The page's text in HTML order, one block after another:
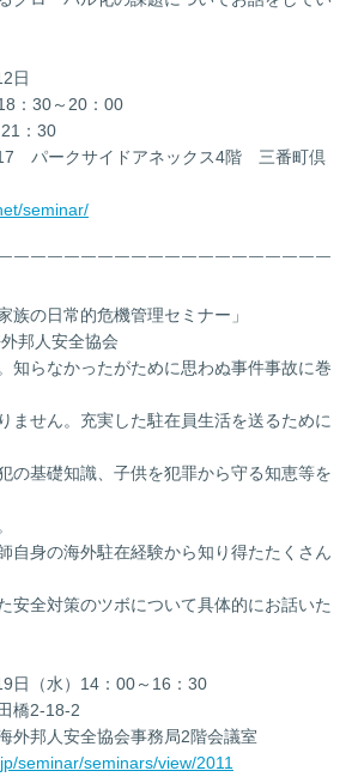
日
：30～20：00
21：30
パークサイドアネックス4階 三番町倶
seminar/
￣￣￣￣￣￣￣￣￣￣￣￣￣￣￣￣￣￣￣
の日常的危機管理セミナー」
邦人安全協会
知らなかったがために思わぬ事件事故に巻
ません。充実した駐在員生活を送るために
の基礎知識、子供を犯罪から守る知恵等を
自身の海外駐在経験から知り得たたくさん
安全対策のツボについて具体的にお話いた
日（水）14：00～16：30
橋2-18-2
外邦人安全協会事務局2階会議室
seminar/seminars/view/2011